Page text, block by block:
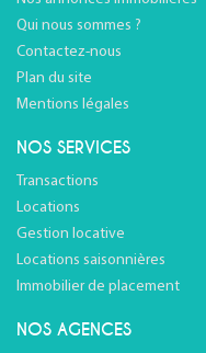
Qui nous sommes ?
Contactez-nous
Plan du site
Mentions légales
NOS SERVICES
Transactions
Locations
Gestion locative
Locations saisonnières
Immobilier de placement
NOS AGENCES